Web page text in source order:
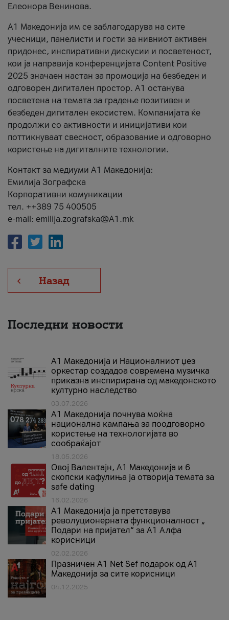
Елеонора Венинова.
А1 Македонија им се заблагодарува на сите
учесници, панелисти и гости за нивниот активен
придонес, инспиративни дискусии и посветеност,
кои ја направија конференцијата Content Positive
2025 значаен настан за промоција на безбеден и
одговорен дигитален простор. А1 останува
посветена на темата за градење позитивен и
безбеден дигитален екосистем. Компанијата ќе
продолжи со активности и иницијативи кои
поттикнуваат свесност, образование и одговорно
користење на дигиталните технологии.
Контакт за медиуми А1 Македонија:
Емилија Зографска
Корпоративни комуникации
тел. ++389 75 400505
e-mail: emilija.zografska@A1.mk
Назад
Последни новости
А1 Македонија и Националниот џез
оркестар создадоа современа музичка
приказна инспирирана од македонското
културно наследство
03.07.2026
A1 Македонија почнува моќна
национална кампања за поодговорно
користење на технологијата во
сообраќајот
18.05.2026
Овој Валентајн, A1 Македонија и 6
скопски кафулиња ја отворија темата за
safe dating
16.02.2026
А1 Македонија ја претставува
револуционерната функционалност „
Подари на пријател“ за А1 Алфа
корисници
02.02.2026
Празничен A1 Net Sеf подарок од А1
Македонија за сите корисници
04.12.2025